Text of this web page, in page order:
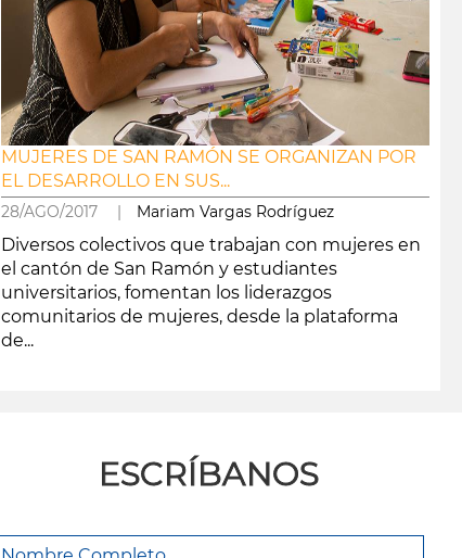
MUJERES DE SAN RAMÓN SE ORGANIZAN POR
EL DESARROLLO EN SUS...
28/AGO/2017 | Mariam Vargas Rodríguez
Diversos colectivos que trabajan con mujeres en
el cantón de San Ramón y estudiantes
universitarios, fomentan los liderazgos
comunitarios de mujeres, desde la plataforma
de...
ESCRÍBANOS